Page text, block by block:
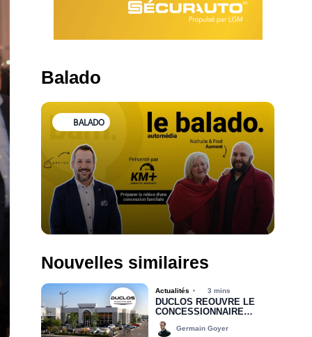
Balado
BALADO
Nouvelles similaires
Actualités 3 mins
DUCLOS RÉOUVRE LE
CONCESSIONNAIRE
CHRYSLER DODGE JEEP
RAM DE DRUMMONDVILLE
Germain Goyer